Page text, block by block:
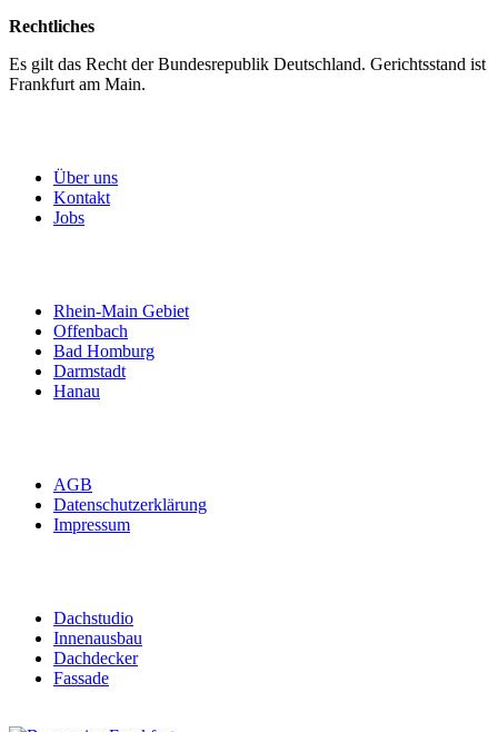
Rechtliches
Es gilt das Recht der Bundesrepublik Deutschland. Gerichtsstand ist
Frankfurt am Main.
Über uns
Kontakt
Jobs
Rhein-Main Gebiet
Offenbach
Bad Homburg
Darmstadt
Hanau
AGB
Datenschutzerklärung
Impressum
Dachstudio
Innenausbau
Dachdecker
Fassade